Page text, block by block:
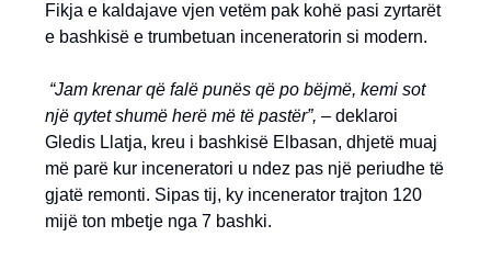
Fikja e kaldajave vjen vetëm pak kohë pasi zyrtarët
e bashkisë e trumbetuan inceneratorin si modern.
“Jam krenar që falë punës që po bëjmë, kemi sot
një qytet shumë herë më të pastër”, – deklaroi
Gledis Llatja, kreu i bashkisë Elbasan, dhjetë muaj
më parë kur inceneratori u ndez pas një periudhe të
gjatë remonti. Sipas tij, ky incenerator trajton 120
mijë ton mbetje nga 7 bashki.